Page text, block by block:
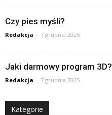
Czy pies myśli?
Redakcja - 7 grudnia 2025
Jaki darmowy program 3D?
Redakcja - 7 grudnia 2025
Kategorie